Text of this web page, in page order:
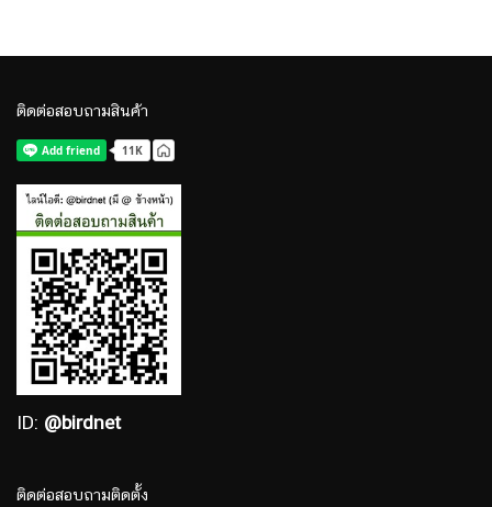
ติดต่อสอบถามสินค้า
ID: @birdnet
ติดต่อสอบถามติดตั้ง